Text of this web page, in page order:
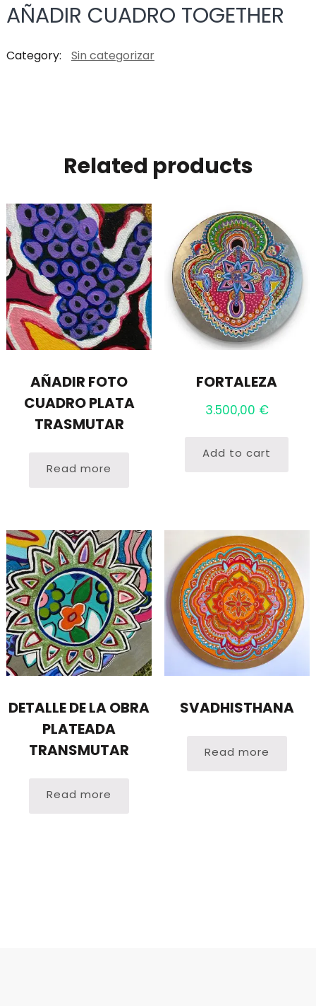
AÑADIR CUADRO TOGETHER
Category: Sin categorizar
Related products
AÑADIR FOTO
CUADRO PLATA
TRASMUTAR
Read more
FORTALEZA
3.500,00 €
Add to cart
DETALLE DE LA OBRA
PLATEADA
TRANSMUTAR
Read more
SVADHISTHANA
Read more